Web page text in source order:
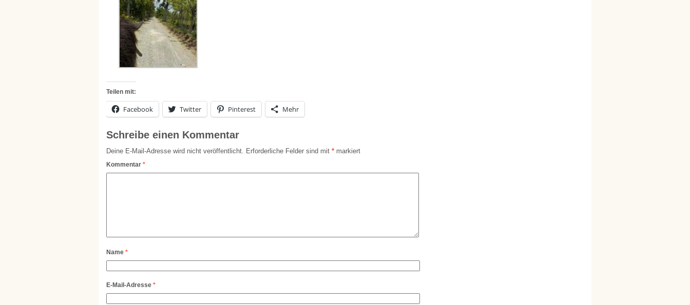
Teilen mit:
Facebook Twitter Pinterest Mehr
Schreibe einen Kommentar
Deine E-Mail-Adresse wird nicht veröffentlicht. Erforderliche Felder sind mit * markiert
Kommentar *
Name *
E-Mail-Adresse *